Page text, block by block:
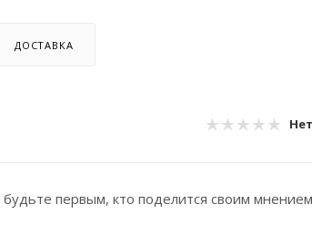
ДОСТАВКА
первым, кто поделится своим